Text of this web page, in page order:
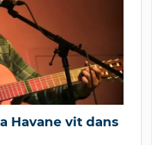
Havane vit dans